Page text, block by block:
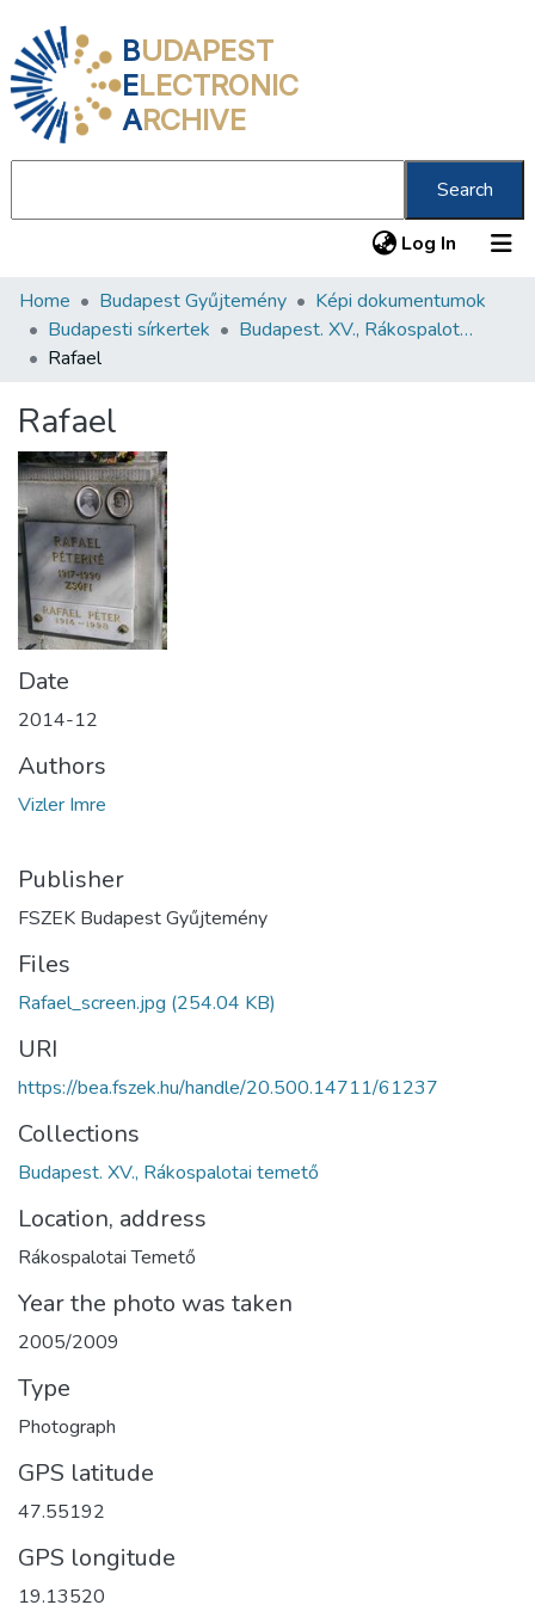
BUDAPEST
ELECTRONIC
ARCHIVE
Search
Log In (current)
Communities & Collections
All of DSpace
About us
Home Budapest Gyűjtemény
Képi dokumentumok
Budapesti sírkertek
Budapest. XV., Rákospalotai temető
Rafael
Rafael
Date
2014-12
Authors
Vizler Imre
Publisher
FSZEK Budapest Gyűjtemény
Files
Rafael_screen.jpg (254.04 KB)
URI
https://bea.fszek.hu/handle/20.500.14711/61237
Collections
Budapest. XV., Rákospalotai temető
Location, address
Rákospalotai Temető
Year the photo was taken
2005/2009
Type
Photograph
GPS latitude
47.55192
GPS longitude
19.13520